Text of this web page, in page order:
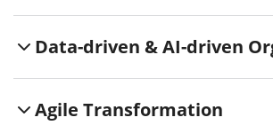
Data-driven & AI-driven
Agile Transformation